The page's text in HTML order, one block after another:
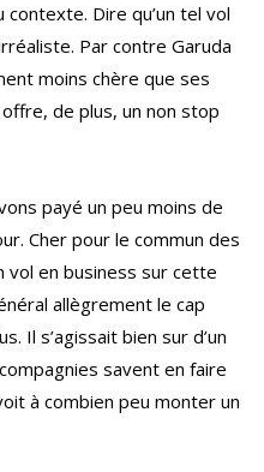
Dire qu’un tel vol
Par contre Garuda
moins chère que ses
de plus, un non stop
payé un peu moins de
Cher pour le commun des
vol en business sur cette
allègrement le cap
Il s’agissait bien sur d’un
savent en faire
à combien peu monter un